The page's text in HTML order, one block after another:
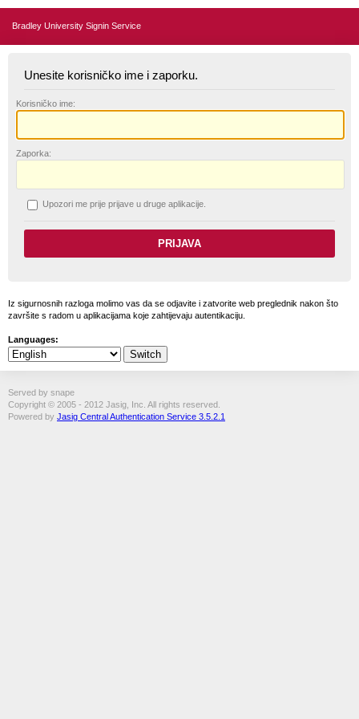
Bradley University Signin Service
Unesite korisničko ime i zaporku.
Korisničko ime:
Zaporka:
Upozori me prije prijave u druge aplikacije.
Iz sigurnosnih razloga molimo vas da se odjavite i zatvorite web preglednik nakon što
završite s radom u aplikacijama koje zahtijevaju autentikaciju.
Languages:
Served by snape
Copyright © 2005 - 2012 Jasig, Inc. All rights reserved.
Powered by Jasig Central Authentication Service 3.5.2.1